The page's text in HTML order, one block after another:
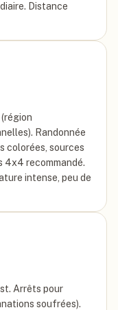
Distance
Randonnée
colorées, sources
4x4 recommandé.
intense, peu de
Arrêts pour
soufrées).